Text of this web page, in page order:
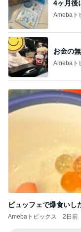
4ヶ月後
Amebaト
お金の
Amebaト
ビュッフェで爆食いし
Amebaトピックス 2日前